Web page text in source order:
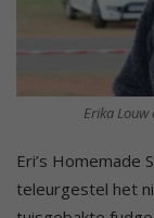
Erika Louw
Eri’s Homemade
teleurgestel het